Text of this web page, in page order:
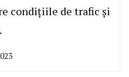
condițiile de trafic și